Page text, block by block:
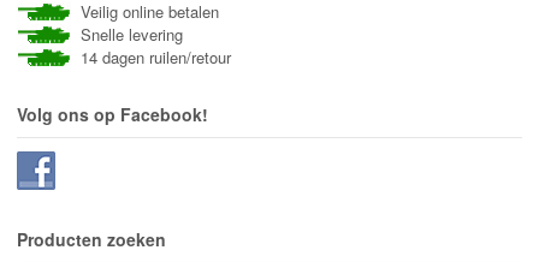
Veilig online betalen
Snelle levering
14 dagen ruilen/retour
Volg ons op Facebook!
Producten zoeken